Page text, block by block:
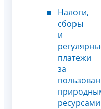
Налоги,
сборы
и
платежи
за
ресурсами